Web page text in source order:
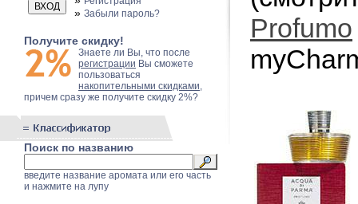
» Забыли пароль?
Получите скидку!
Знаете ли Вы, что после
регистрации Вы сможете
пользоваться
накопительными скидками,
причем сразу же получите скидку 2%?
Поиск по названию
введите название аромата или его часть
и нажмите на лупу
Profumo